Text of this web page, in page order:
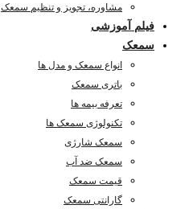
مشاوره، تجویز و تنظیم سمعک
فیلم آموزشی
سمعک
انواع سمعک و مدل ها
باتری سمعک
تعرفه بیمه ها
تکنولوژی سمعک ها
سمعک شارژی
سمعک ضد آب
قیمت سمعک
گارانتی سمعک